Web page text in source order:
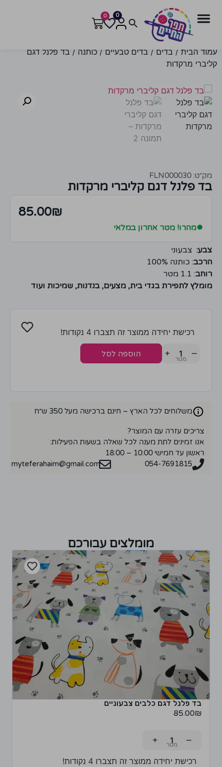
0
0
עמוד הבית / בדים / בדים טבעיים / כותנה / בד פלנל דגם
קליברי מרקדות
מק״ט: FLN000030
בד פלנל דגם קליברי מרקדות
85.00₪
●מהרו! מטר אחרון במלאי
צבע: צבעוני
הרכב: כותנה 100%
רוחב: 1.1 מטר
מומלץ לתפירת בגדי בית, מצעים, בנדנות, שמיכות ועוד
רכישת יחידה ממוצר זה תצברו 4 נקודות!
−
+ הוספה לסל
משלוחים לכל הארץ – חינם ברכישה מעל 350 ש״ח
צריכים עזרה עם המוצר?
אנו זמינים לתת מענה לכל שאלה בשעות הפעילות:
ראשון עד חמישי 10:00 – 18:00
054-7691815
myteferahaim@gmail.com
מומלצים עבורכם
בד פלנל דגם כלבים צבעוניים
85.00₪
−
+
רכישת יחידה ממוצר זה תצברו 4 נקודות!